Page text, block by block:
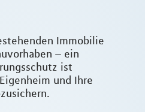
Immobilie
– ein
ist
und Ihre